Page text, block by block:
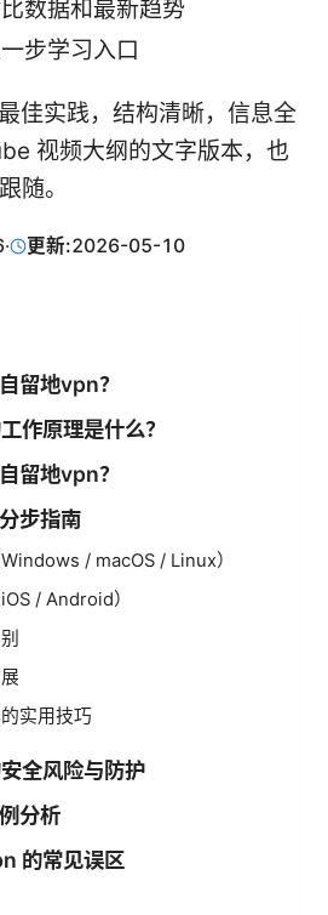
数据和最新趋势
步学习入口
佳实践，结构清晰，信息全
视频大纲的文字版本，也
随。
· 更新:2026-05-10
留地vpn？
作原理是什么？
留地vpn？
步指南
/ macOS / Linux）
/ Android）
实用技巧
全风险与防护
分析
的常见误区